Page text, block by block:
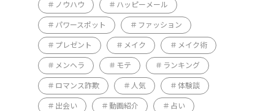
ノウハウ ハッピーメール
パワースポット ファッション
プレゼント メイク メイク術
メンヘラ モテ ランキング
ロマンス詐欺 人気 体験談
出会い 動画紹介 占い